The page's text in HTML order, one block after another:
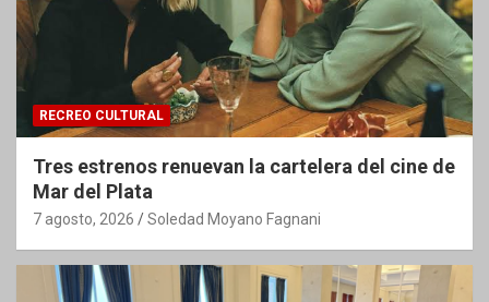
RECREO CULTURAL
Tres estrenos renuevan la cartelera del cine de
Mar del Plata
7 agosto, 2026 Soledad Moyano Fagnani